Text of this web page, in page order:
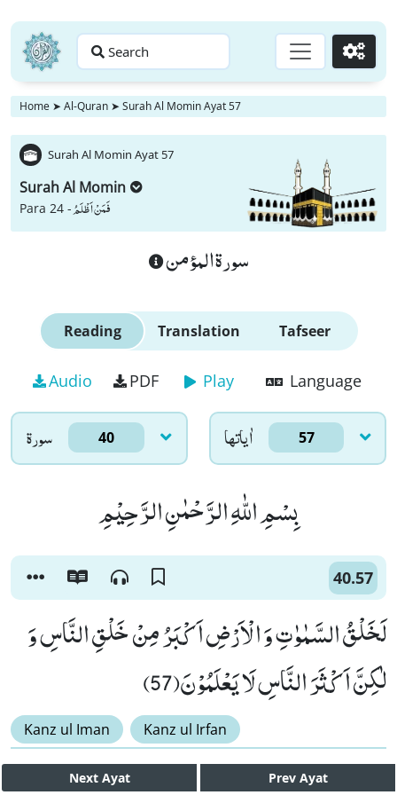
Search Go
Home ➤ Al-Quran ➤ Surah Al Momin Ayat 57
Surah Al Momin Ayat 57
Surah Al Momin
Para 24 -فَمَنْ اَظْلَمُ
سورة المؤمن
Reading Translation Tafseer
Audio PDF Play Language
سورۃ 40 اٰياتها 57
بِسْمِ اللّٰهِ الرَّحْمٰنِ الرَّحِیْمِ
40.57
لَخَلْقُ السَّمٰوٰتِ وَ الْاَرْضِ اَكْبَرُ مِنْ خَلْقِ النَّاسِ وَ
لٰكِنَّ اَكْثَرَ النَّاسِ لَا یَعْلَمُوْنَ(57)
Kanz ul Iman Kanz ul Irfan
Next Ayat Prev Ayat